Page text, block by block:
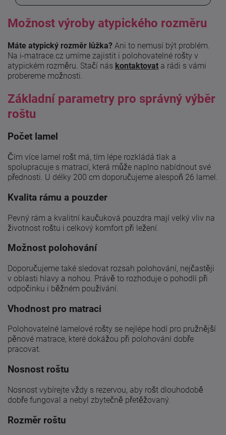
Možnost výroby atypického rozměru
Máte atypický rozměr lůžka? Ani to nemusí být problém.
Na i-matrace.cz umíme zajistit i polohovatelné rošty v
atypickém rozměru. Stačí nás kontaktovat a rádi s vámi
probereme možnosti.
Základní parametry pro správný výběr
roštu
Počet lamel
Čím více lamel rošt má, tím lépe rozkládá tlak a
spolupracuje s matrací, která může naplno nabídnout své
přednosti. U délky 200 cm doporučujeme alespoň 26 lamel.
Kvalita rámu a pouzder
Pevný rám a kvalitní kaučuková pouzdra mají velký vliv na
životnost roštu i celkový komfort při ležení.
Možnost polohování
Doporučujeme také sledovat rozsah polohování, nejčastěji
v oblasti hlavy a nohou. Právě to rozhoduje o pohodlí při
odpočinku i běžném používání.
Vhodnost pro matraci
Polohovatelné lamelové rošty se nejlépe hodí pro pružnější
pěnové matrace, které dokážou při polohování dobře
pracovat.
Nosnost roštu
Nosnost vybírejte vždy s rezervou, aby rošt dlouhodobě
dobře fungoval a nebyl zbytečně přetěžovaný.
Rozměr roštu